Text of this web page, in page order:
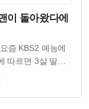
이 돌아왔다에
즘 KBS2 예능에
따르면 3살 딸과
송은 오 라고
는 과거 게임